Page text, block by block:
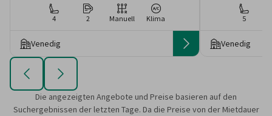
4 2 Manuell Klima
Venedig
5
Venedig
Die angezeigten Angebote und Preise basieren auf den
Suchergebnissen der letzten Tage. Da die Preise von der Mietdauer